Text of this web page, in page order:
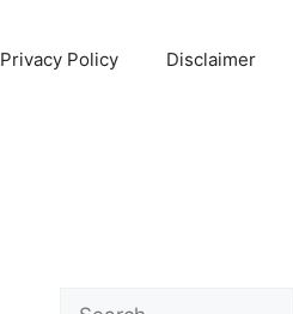
Privacy Policy Disclaimer
Search